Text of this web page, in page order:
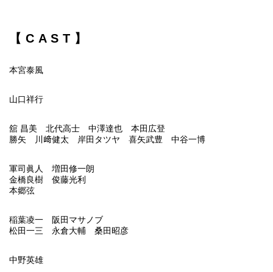
【CAST】
本宮泰風
山口祥行
舘 昌美 北代高士 中澤達也 本田広登
勝矢 川﨑健太 岸田タツヤ 喜矢武豊 中谷一博
軍司眞人 増田修一朗
金橋良樹 俊藤光利
本郷弦
稲葉凌一 阪田マサノブ
松田一三 永倉大輔 桑田昭彦
中野英雄